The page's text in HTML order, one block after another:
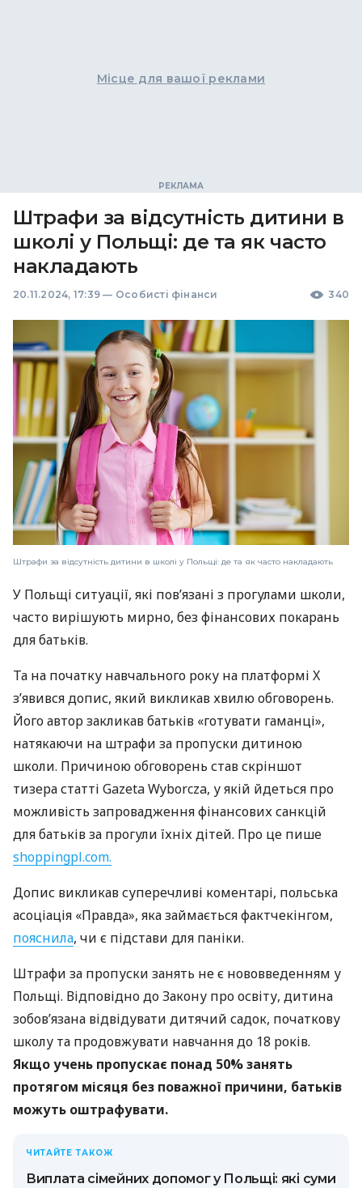
Місце для вашої реклами
Штрафи за відсутність дитини в
школі у Польщі: де та як часто
накладають
20.11.2024, 17:39 — Особисті фінанси 340
Штрафи за відсутність дитини в школі у Польщі: де та як часто накладають
У Польщі ситуації, які пов’язані з прогулами школи,
часто вирішують мирно, без фінансових покарань
для батьків.
Та на початку навчального року на платформі X
з’явився допис, який викликав хвилю обговорень.
Його автор закликав батьків «готувати гаманці»,
натякаючи на штрафи за пропуски дитиною
школи. Причиною обговорень став скріншот
тизера статті Gazeta Wyborcza, у якій йдеться про
можливість запровадження фінансових санкцій
для батьків за прогули їхніх дітей. Про це пише
shoppingpl.com.
Допис викликав суперечливі коментарі, польська
асоціація «Правда», яка займається фактчекінгом,
пояснила, чи є підстави для паніки.
Штрафи за пропуски занять не є нововведенням у
Польщі. Відповідно до Закону про освіту, дитина
зобов’язана відвідувати дитячий садок, початкову
школу та продовжувати навчання до 18 років.
Якщо учень пропускає понад 50% занять
протягом місяця без поважної причини, батьків
можуть оштрафувати.
ЧИТАЙТЕ ТАКОЖ
Виплата сімейних допомог у Польщі: які суми